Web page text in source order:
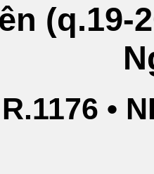
(q.19-
R.1176 •